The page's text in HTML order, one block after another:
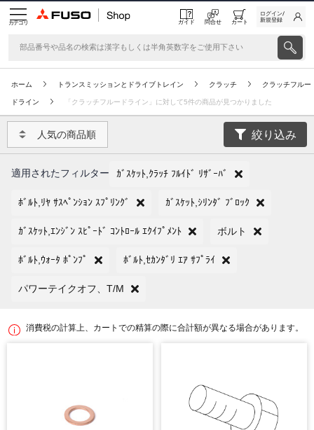
カテゴリ ガイド 問合せ カート
ログイン/
新規登録
ホーム トランスミッションとドライブトレイン クラッチ クラッチフルー
ドライン 「クラッチフルードライン」に対して5件の商品が見つかりました
人気の商品順 絞り込み
適用されたフィルター ｶﾞｽｹｯﾄ,ｸﾗｯﾁ ﾌﾙｲﾄﾞ ﾘｻﾞｰﾊﾞ
ﾎﾞﾙﾄ,ﾘﾔ ｻｽﾍﾟﾝｼｮﾝ ｽﾌﾟﾘﾝｸﾞ ｶﾞｽｹｯﾄ,ｼﾘﾝﾀﾞ ﾌﾞﾛｯｸ
ｶﾞｽｹｯﾄ,ｴﾝｼﾞﾝ ｽﾋﾟｰﾄﾞ ｺﾝﾄﾛｰﾙ ｴｸｲﾌﾟﾒﾝﾄ ボルト
ﾎﾞﾙﾄ,ｳｫｰﾀ ﾎﾟﾝﾌﾟ ﾎﾞﾙﾄ,ｾｶﾝﾀﾞﾘ ｴｱ ｻﾌﾟﾗｲ
パワーテイクオフ、T/M
消費税の計算上、カートでの精算の際に合計額が異なる場合があります。